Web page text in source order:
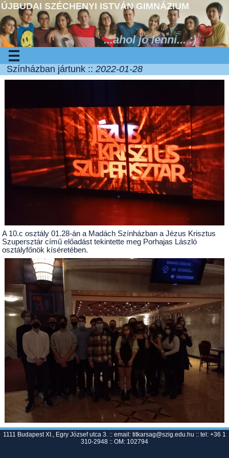
ÚJBUDAI SZÉCHENYI ISTVÁN GIMNÁZIUM
...ahol jó lenni... :)
Színházban jártunk ::2022-01-28
A 10.c osztály 01.28-án a Madách Színházban aJézus Krisztus
Szupersztár című előadást tekintette meg Porhajas László
osztályfőnök kíséretében.
1111 Budapest XI., Egry József utca 3. :: email: titkarsag@szig.edu.hu :: tel: +36 1
310-2948 :: OM: 102794